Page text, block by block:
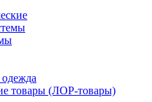
товары (ЛОР-товары)